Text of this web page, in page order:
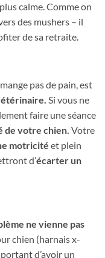
calme. Comme on
des mushers – il
de sa retraite.
pas de pain, est
Si vous ne
faire une séance
de votre chien. Votre
motricité et plein
d’écarter un
ne vienne pas
chien (harnais x-
d’avoir un